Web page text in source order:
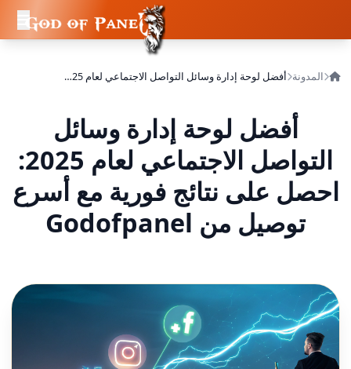
المدونة أفضل لوحة إدارة وسائل التواصل الاجتماعي لعام 2025: احصل على نتائج فورية مع أسرع توصيل من Godofpanel
أفضل لوحة إدارة وسائل
التواصل الاجتماعي لعام 2025:
احصل على نتائج فورية مع أسرع
توصيل من Godofpanel